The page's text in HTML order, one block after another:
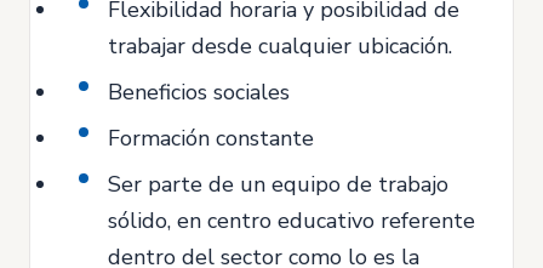
Flexibilidad horaria y posibilidad de
trabajar desde cualquier ubicación.
Beneficios sociales
Formación constante
Ser parte de un equipo de trabajo
sólido, en centro educativo referente
dentro del sector como lo es la